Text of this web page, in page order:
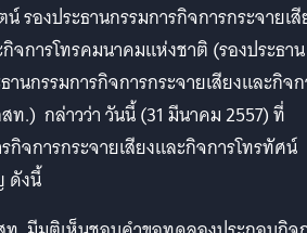
รองประธานกรรมการกิจการกระจายเ
จการโทรคมนาคมแห่งชาติ (รองประธาน
านกรรมการกิจการกระจายเสียงและกิจ
ท.) กล่าวว่า วันนี้ (31 มีนาคม 2557) ที่
กิจการกระจายเสียงและกิจการโทรทัศน์
ดังนี้